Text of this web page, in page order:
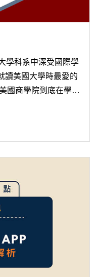
學科系中深受國際學
讀美國大學時最愛的
國商學院到底在學些
科的疑問吧～